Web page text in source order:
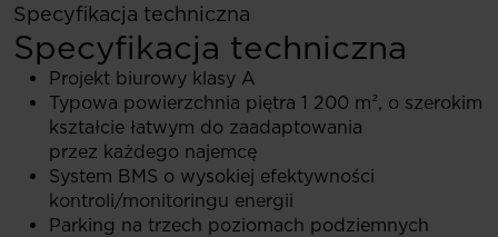
Specyfikacja techniczna
Specyfikacja techniczna
Projekt biurowy klasy A
Typowa powierzchnia piętra 1 200 m², o szerokim
kształcie łatwym do zaadaptowania
przez każdego najemcę
System BMS o wysokiej efektywności
kontroli/monitoringu energii
Parking na trzech poziomach podziemnych